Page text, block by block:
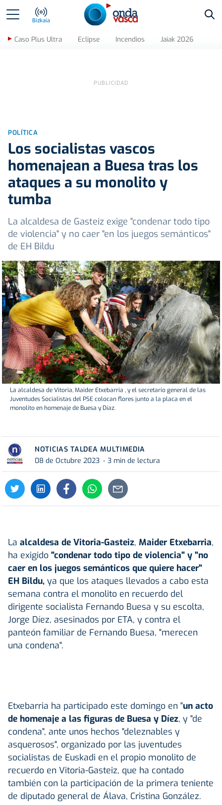
Bizkaia
Caso Plus Ultra Eclipse Incendios Jaiak 2026
POLÍTICA
Los socialistas vascos
homenajean a Buesa tras los
ataques a su monolito y
tumba
La alcaldesa de Gasteiz exige "condenar todo tipo
de violencia" y no caer "en los juegos semánticos"
de EH Bildu
La alcaldesa de Vitoria, Maider Etxebarria , y el secretario general de las
Juventudes Socialistas del PSE colocan flores junto a la placa en el
monolito en homenaje de Buesa y Díaz.
NOTICIAS TALDEA MULTIMEDIA
08 de Octubre 2023
3 min de lectura
La alcaldesa de Vitoria-Gasteiz, Maider Etxebarria,
ha exigido "condenar todo tipo de violencia" y "no
caer en los juegos semánticos que quiere hacer"
EH Bildu, ya que los ataques llevados a cabo esta
semana contra el monolito en recuerdo del
dirigente socialista Fernando Buesa y su escolta,
Jorge Díez, asesinados por ETA, y contra el
panteón familiar de Fernando Buesa, "merecen
una condena".
Etxebarria ha participado este domingo en "un acto
de homenaje a las figuras de Buesa y Díez, y "de
condena", ante unos hechos "deleznables y
asquerosos", organizado por las juventudes
socialistas de Euskadi en el propio monolito de
recuerdo en Vitoria-Gasteiz, que ha contado
también con la participación de la primera teniente
de diputado general de Álava, Cristina González.